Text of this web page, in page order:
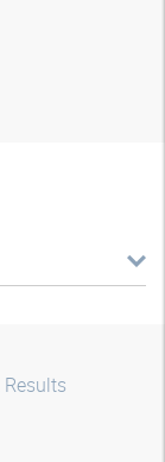
Results